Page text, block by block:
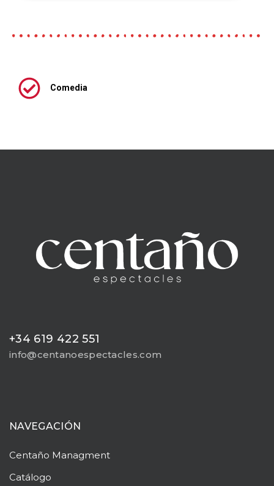
Comedia
+34 619 422 551
info@centanoespectacles.com
NAVEGACIÓN
Centaño Managment
Catálogo